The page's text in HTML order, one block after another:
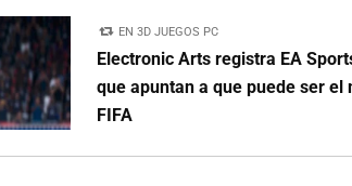
EN 3D JUEGOS PC
Electronic Arts registra EA
que apuntan a que puede ser el
FIFA